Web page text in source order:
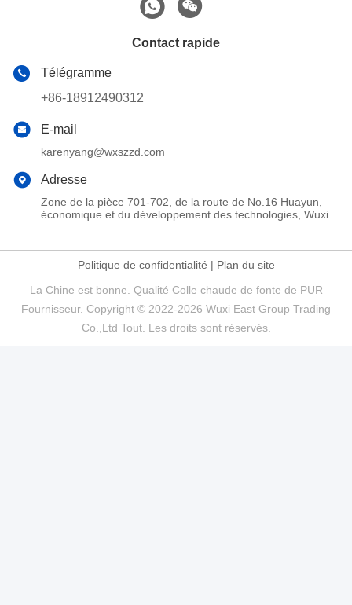
Contact rapide
Télégramme
+86-18912490312
E-mail
karenyang@wxszzd.com
Adresse
Zone de la pièce 701-702, de la route de No.16 Huayun,
économique et du développement des technologies, Wuxi
Politique de confidentialité | Plan du site
La Chine est bonne. Qualité Colle chaude de fonte de PUR
Fournisseur. Copyright © 2022-2026 Wuxi East Group Trading
Co.,Ltd Tout. Les droits sont réservés.